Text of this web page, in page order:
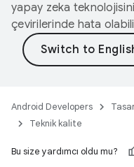
yapay zeka
çevirilerinde hata
Android Developers
Teknik kalite
Bu size yardımcı oldu mu?